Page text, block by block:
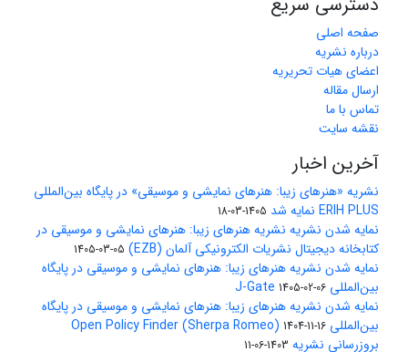
صفحه اصلی
درباره نشریه
اعضای هیات تحریریه
ارسال مقاله
تماس با ما
نقشه سایت
آخرین اخبار
نشریه «هنرهای زیبا: هنرهای نمایشی و موسیقی» در پایگاه بین‌المللی
ERIH PLUS نمایه شد
1405-03-18
نمایه شدن نشریه نشریه هنرهای زیبا: هنرهای نمایشی و موسیقی در
کتابخانه دیجیتال نشریات الکترونیکی آلمان (EZB)
1405-03-05
نمایه شدن نشریه هنرهای زیبا: هنرهای نمایشی و موسیقی در پایگاه
بین‌المللی J-Gate 1405-02-06
نمایه شدن نشریه هنرهای زیبا: هنرهای نمایشی و موسیقی در پایگاه
بین‌المللی Open Policy Finder (Sherpa Romeo) 1404-11-16
بروزرسانی نشریه 1403-06-11